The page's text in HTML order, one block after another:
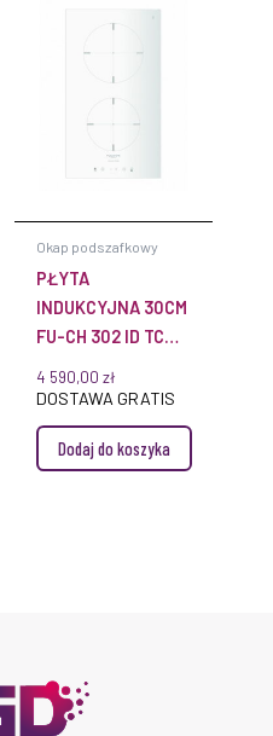
Okap podszafkowy
PŁYTA
INDUKCYJNA 30CM
FU-CH 302 ID TC
4 590,00 zł
DOSTAWA GRATIS
Dodaj do koszyka